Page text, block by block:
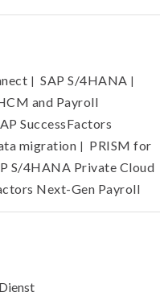
| SAP S/4HANA |
and Payroll
SuccessFactors
migration | PRISM for
S/4HANA Private Cloud
Next-Gen Payroll